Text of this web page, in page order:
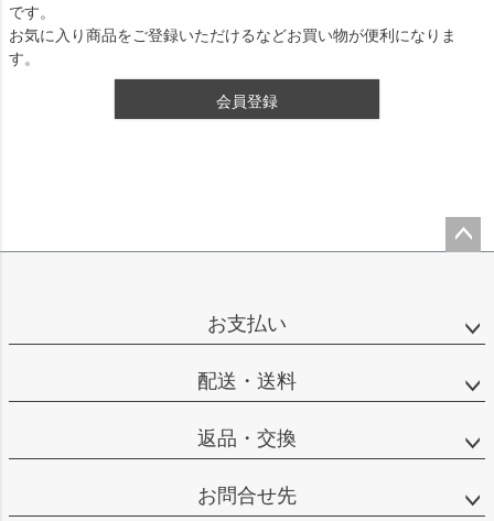
です。
お気に入り商品をご登録いただけるなどお買い物が便利になりま
す。
会員登録
お支払い
配送・送料
返品・交換
お問合せ先